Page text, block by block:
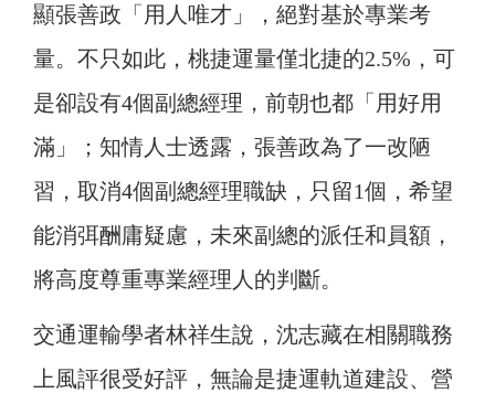
顯張善政「用人唯才」，絕對基於專業考
量。 不只如此，桃捷運量僅北捷的2.5%，可
是卻設有4個副總經理，前朝也都「用好用
滿」；知情人士透露，張善政為了一改陋
習，取消4個副總經理職缺，只留1個，希望
能消弭酬庸疑慮，未來副總的派任和員額，
將高度尊重專業經理人的判斷。
交通運輸學者林祥生說，沈志藏在相關職務
上風評很受好評，無論是捷運軌道建設、營